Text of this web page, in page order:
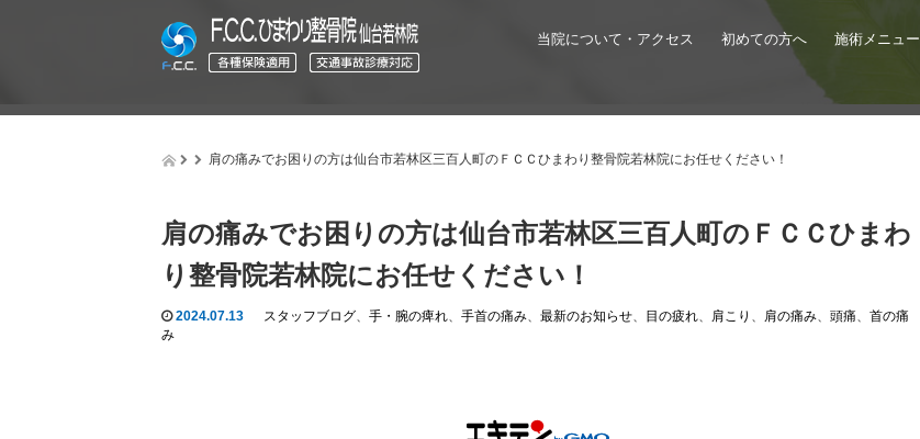
当院について・アクセス 初めての方へ 施術メニュー
肩の痛みでお困りの方は仙台市若林区三百人町のＦＣＣひまわり整骨院若林院にお任せください！
肩の痛みでお困りの方は仙台市若林区三百人町のＦＣＣひまわ
り整骨院若林院にお任せください！
2024.07.13 スタッフブログ、 手・腕の痺れ、 手首の痛み、 最新のお知らせ、 目の疲れ、 肩こり 、 肩の痛み、 頭痛、 首の痛
み